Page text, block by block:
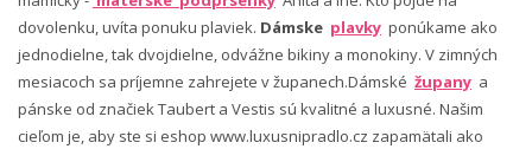
dovolenku, uvíta ponuku plaviek. Dámske plavky ponúkame ako
jednodielne, tak dvojdielne, odvážne bikiny a monokiny. V zimných
mesiacoch sa príjemne zahrejete v županech.Dámské župany a
pánske od značiek Taubert a Vestis sú kvalitné a luxusné. Našim
cieľom je, aby ste si eshop www.luxusnipradlo.cz zapamätali ako